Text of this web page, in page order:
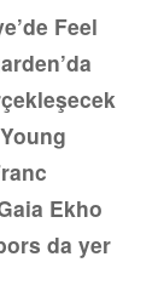
Feel
Ekho
da yer